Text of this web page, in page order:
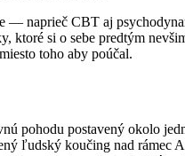
— naprieč CBT aj
ktoré si o sebe predtým
toho aby poúčal.
pohodu postavený okolo
ľudský koučing nad rámec